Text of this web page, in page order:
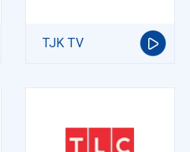
TJK TV